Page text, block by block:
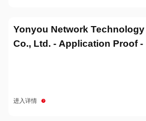
Yonyou Network Technology
Co., Ltd. - Application Proof -
进入详情